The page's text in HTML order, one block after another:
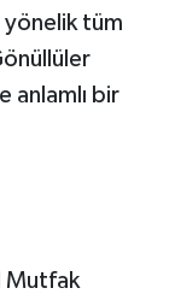
yönelik tüm
anlamlı bir
Mutfak